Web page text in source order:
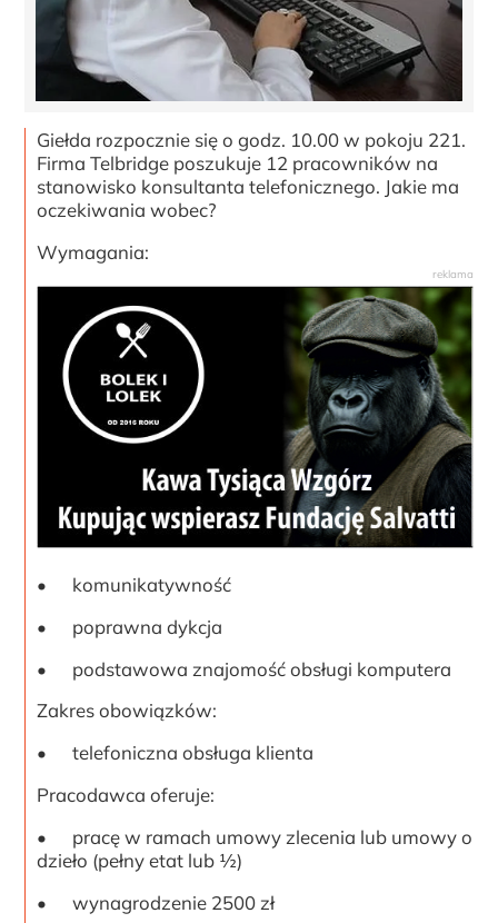
Giełda rozpocznie się o godz. 10.00 w pokoju 221.
Firma Telbridge poszukuje 12 pracowników na
stanowisko konsultanta telefonicznego. Jakie ma
oczekiwania wobec?
Wymagania:
•
komunikatywność
•
poprawna dykcja
•
podstawowa znajomość obsługi komputera
Zakres obowiązków:
•
telefoniczna obsługa klienta
Pracodawca oferuje:
•
pracę w ramach umowy zlecenia lub umowy o
dzieło (pełny etat lub ½)
•
wynagrodzenie 2500 zł